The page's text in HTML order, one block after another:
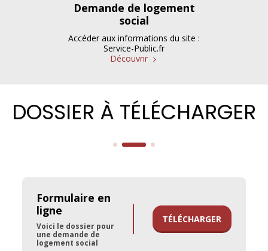
Demande de logement
social
Accéder aux informations du site :
Service-Public.fr
Découvrir
DOSSIER À TÉLÉCHARGER
Formulaire en
ligne
Voici le dossier pour
une demande de
logement social
TÉLÉCHARGER